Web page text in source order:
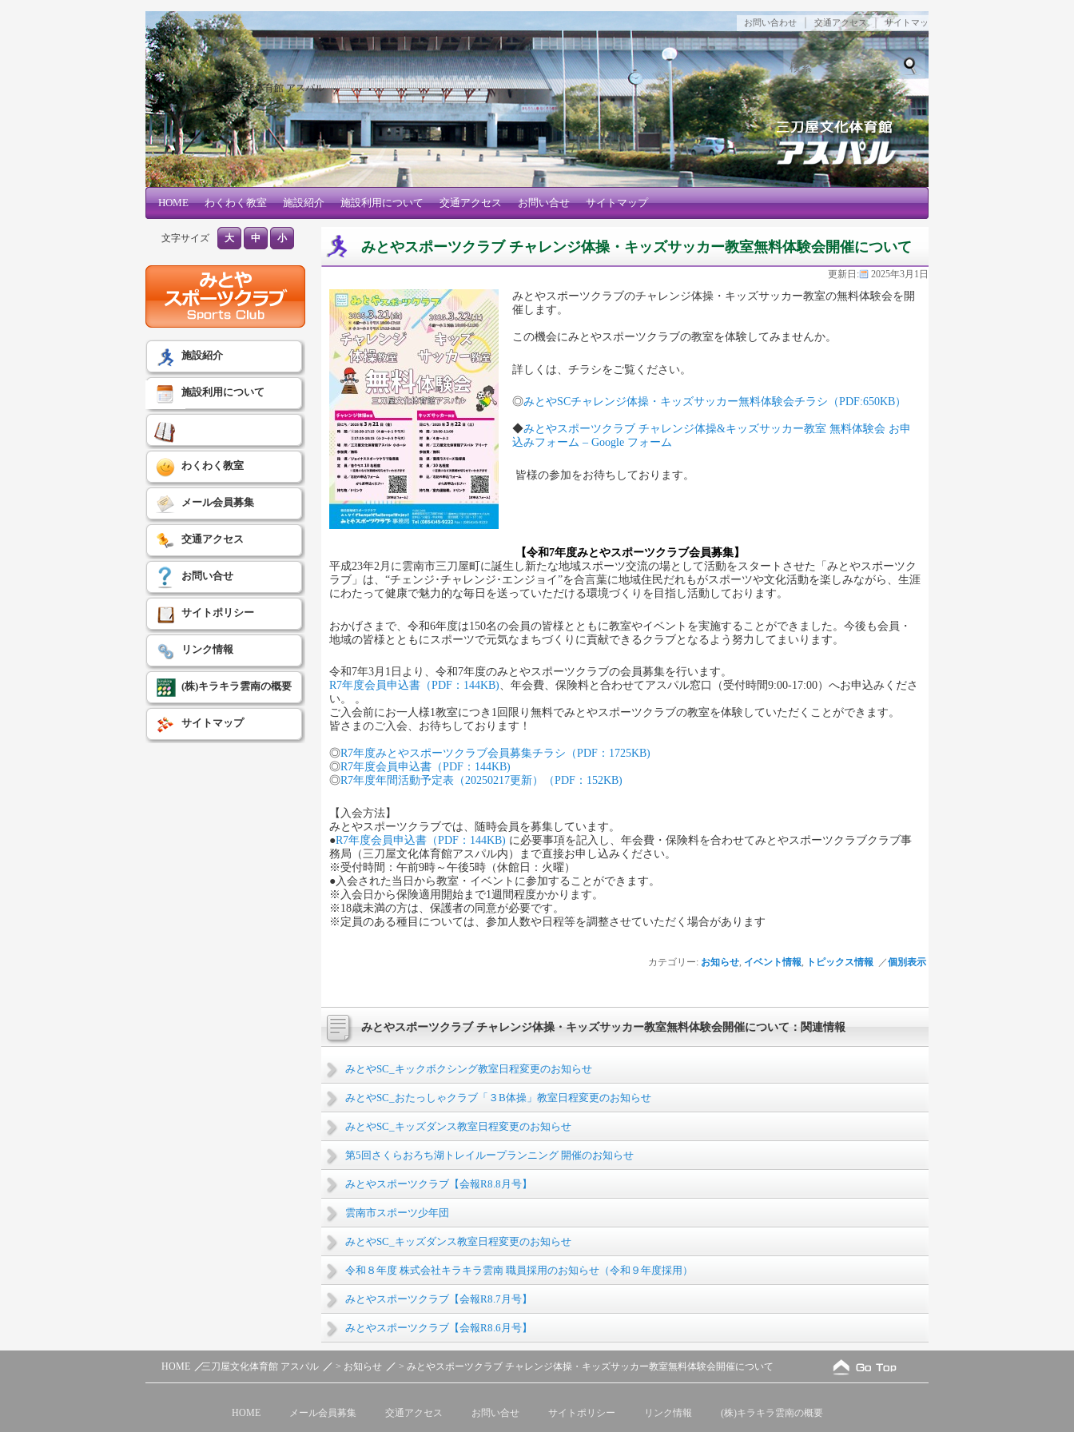
三刀屋文化体育館 アスパル
お問い合わせ 交通アクセス｜サイトマッ
プ
検索
メインメニュー
メインコンテンツへ移動
サブコンテンツへ移動
HOME わくわく教室 施設紹介 施設利用について 交通アクセス お問い合せ サイトマップ
みとやスポーツクラブ チャレンジ体操・キッズサッカー教室無料体験会開催について
更新日: 2025年3月1日
みとやスポーツクラブのチャレンジ体操・キッズサッカー教室の無料体験会を開
催します。
この機会にみとやスポーツクラブの教室を体験してみませんか。
詳しくは、チラシをご覧ください。
◎みとやSCチャレンジ体操・キッズサッカー無料体験会チラシ（PDF:650KB）
◆みとやスポーツクラブ チャレンジ体操&キッズサッカー教室 無料体験会 お申
込みフォーム – Google フォーム
皆様の参加をお待ちしております。
【令和7年度みとやスポーツクラブ会員募集】
平成23年2月に雲南市三刀屋町に誕生し新たな地域スポーツ交流の場として活動をスタートさせた「みとやスポーツク
ラブ」は、“チェンジ･チャレンジ･エンジョイ”を合言葉に地域住民だれもがスポーツや文化活動を楽しみながら、生涯
にわたって健康で魅力的な毎日を送っていただける環境づくりを目指し活動しております。
おかげさまで、令和6年度は150名の会員の皆様とともに教室やイベントを実施することができました。今後も会員・
地域の皆様とともにスポーツで元気なまちづくりに貢献できるクラブとなるよう努力してまいります。
令和7年3月1日より、令和7年度のみとやスポーツクラブの会員募集を行います。
R7年度会員申込書（PDF：144KB) 、年会費、保険料と合わせてアスパル窓口（受付時間9:00-17:00）へお申込みくださ
い。 。
ご入会前にお一人様1教室につき1回限り無料でみとやスポーツクラブの教室を体験していただくことができます。
皆さまのご入会、お待ちしております！
◎R7年度みとやスポーツクラブ会員募集チラシ（PDF：1725KB)
◎R7年度会員申込書（PDF：144KB)
◎R7年度年間活動予定表（20250217更新）（PDF：152KB)
【入会方法】
みとやスポーツクラブでは、随時会員を募集しています。
●R7年度会員申込書（PDF：144KB) に必要事項を記入し、年会費・保険料を合わせてみとやスポーツクラブクラブ事
務局（三刀屋文化体育館アスパル内）まで直接お申し込みください。
※受付時間：午前9時～午後5時（休館日：火曜）
●入会された当日から教室・イベントに参加することができます。
※入会日から保険適用開始まで1週間程度かかります。
※18歳未満の方は、保護者の同意が必要です。
※定員のある種目については、参加人数や日程等を調整させていただく場合があります
カテゴリー: お知らせ, イベント情報, トピックス情報 ／個別表示
みとやスポーツクラブ チャレンジ体操・キッズサッカー教室無料体験会開催について：関連情報
みとやSC_キックボクシング教室日程変更のお知らせ
みとやSC_おたっしゃクラブ「３B体操」教室日程変更のお知らせ
みとやSC_キッズダンス教室日程変更のお知らせ
第5回さくらおろち湖トレイループランニング 開催のお知らせ
みとやスポーツクラブ【会報R8.8月号】
雲南市スポーツ少年団
みとやSC_キッズダンス教室日程変更のお知らせ
令和８年度 株式会社キラキラ雲南 職員採用のお知らせ（令和９年度採用）
みとやスポーツクラブ【会報R8.7月号】
みとやスポーツクラブ【会報R8.6月号】
文字サイズ 大 中 小
施設紹介
施設利用について
わくわく教室
メール会員募集
交通アクセス
お問い合せ
サイトポリシー
リンク情報
(株)キラキラ雲南の概要
サイトマップ
HOME 三刀屋文化体育館 アスパル > お知らせ > みとやスポーツクラブ チャレンジ体操・キッズサッカー教室無料体験会開催について
HOME メール会員募集 交通アクセス お問い合せ サイトポリシー リンク情報 (株)キラキラ雲南の概要